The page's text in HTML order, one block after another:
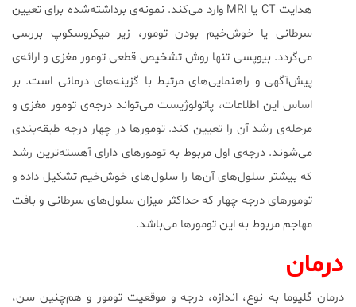
هدایت CT یا MRI وارد می‌کند. نمونه‌ی برداشته‌شده برای تعیین
سرطانی یا خوش‌‌خیم بودن تومور، زیر میکروسکوپ بررسی
می‌گردد. بیوپسی تنها روش تشخیص قطعی تومور مغزی و ارائه‌ی
پیش‌آگهی و راهنمایی‌های مرتبط با گزینه‌های درمانی است. بر
اساس این اطلاعات، پاتولوژیست می‌تواند درجه‌ی تومور مغزی و
مرحله‌ی رشد آن را تعیین کند. تومورها در چهار درجه طبقه‌بندی
می‌شوند. درجه‌ی اول مربوط به تومورهای دارای آهسته‌ترین رشد
که بیشتر سلول‌های آن‌ها را سلو‌ل‌های خوش‌خیم تشکیل داده و
تومورهای درجه‌ چهار که حداکثر میزان سلول‌های سرطانی و بافت
مهاجم مربوط به این تومورها می‌باشد.
درمان
درمان گلیوما به نوع، اندازه، درجه و موقعیت تومور و هم‌چنین سن،